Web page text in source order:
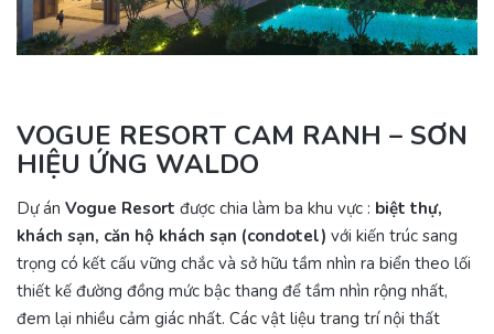
VOGUE RESORT CAM RANH – SƠN
HIỆU ỨNG WALDO
Dự án Vogue Resort được chia làm ba khu vực : biệt thự,
khách sạn, căn hộ khách sạn (condotel) với kiến trúc sang
trọng có kết cấu vững chắc và sở hữu tầm nhìn ra biển theo lối
thiết kế đường đồng mức bậc thang để tầm nhìn rộng nhất,
đem lại nhiều cảm giác nhất. Các vật liệu trang trí nội thất